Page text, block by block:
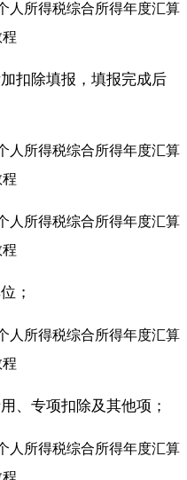
扣除填报，填报完成后
；
、专项扣除及其他项；